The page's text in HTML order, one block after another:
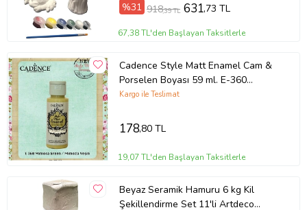
%31 918,39 TL 631,73 TL
67,38 TL'den Başlayan Taksitlerle
Cadence Style Matt Enamel Cam &
Porselen Boyası 59 ml. E-360
Mimoza Yeşili
Kargo ile Teslimat
178,80 TL
19,07 TL'den Başlayan Taksitlerle
Beyaz Seramik Hamuru 6 kg Kil
Şekillendirme Set 11'li Artdeco